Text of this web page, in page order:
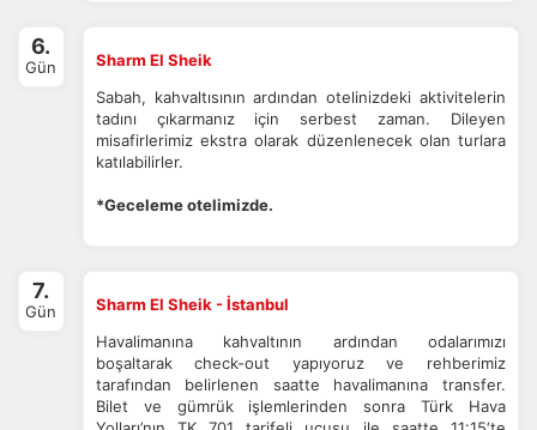
ölçeriz. Hangi sayfaların popüler olduğunu ve
kullanıcıların nerede zorluk yaşadığını anlamamıza
yardımcı olur.
edersiniz, ancak daha az alakalı olabilirler.
6.
Gün
Sharm El Sheik
Sabah, kahvaltısının ardından otelinizdeki aktivitelerin
tadını çıkarmanız için serbest zaman. Dileyen
misafirlerimiz ekstra olarak düzenlenecek olan turlara
katılabilirler.
*Geceleme otelimizde.
7.
Gün
Sharm El Sheik - İstanbul
Havalimanına kahvaltının ardından odalarımızı
boşaltarak check-out yapıyoruz ve rehberimiz
tarafından belirlenen saatte havalimanına transfer.
Bilet ve gümrük işlemlerinden sonra Türk Hava